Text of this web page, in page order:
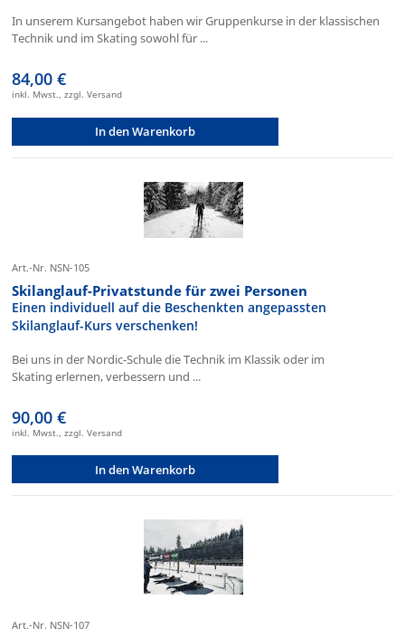
In unserem Kursangebot haben wir Gruppenkurse in der klassischen
Technik und im Skating sowohl für ...
84,00 €
inkl. Mwst., zzgl. Versand
In den Warenkorb
Art.-Nr. NSN-105
Skilanglauf-Privatstunde für zwei Personen
Einen individuell auf die Beschenkten angepassten
Skilanglauf-Kurs verschenken!
Bei uns in der Nordic-Schule die Technik im Klassik oder im
Skating erlernen, verbessern und ...
90,00 €
inkl. Mwst., zzgl. Versand
In den Warenkorb
Art.-Nr. NSN-107